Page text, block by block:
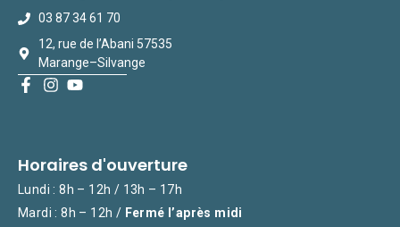
03 87 34 61 70
12, rue de l’Abani 57535
Marange–Silvange
Horaires d'ouverture
Lundi : 8h – 12h / 13h – 17h
Mardi : 8h – 12h / Fermé l’après midi